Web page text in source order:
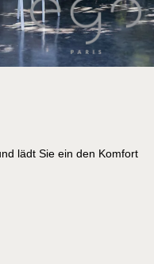
lädt Sie ein den Komfort